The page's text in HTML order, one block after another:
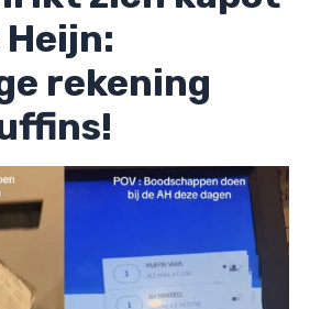
rekening